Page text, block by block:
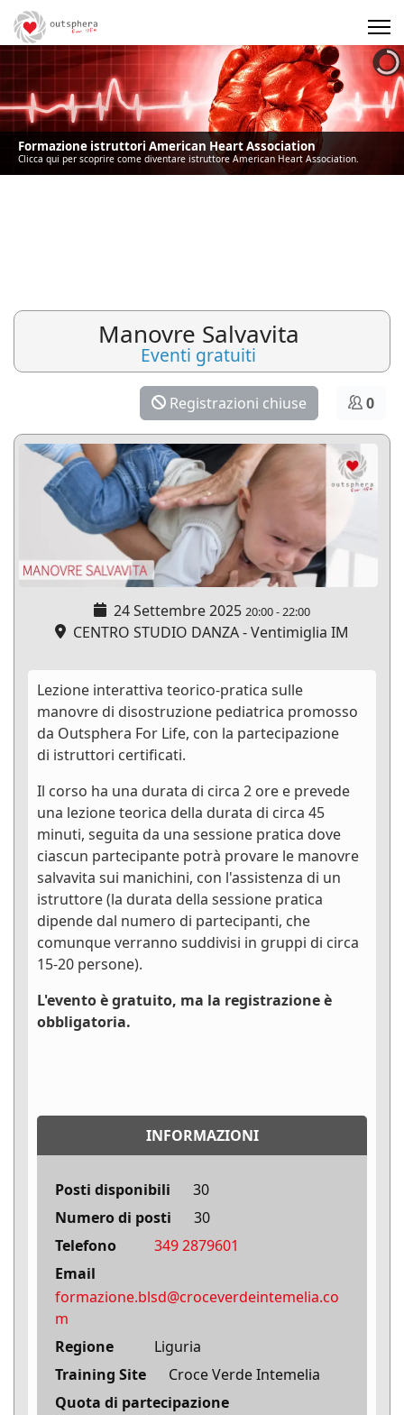
Formazione istruttori American Heart Association
Clicca qui per scoprire come diventare istruttore American Heart Association.
Manovre Salvavita
Eventi gratuiti
Registrazioni chiuse 0
24 Settembre 2025 20:00-22:00
CENTRO STUDIO DANZA - Ventimiglia IM
Lezione interattiva teorico-pratica sulle
manovre di disostruzione pediatrica promosso
da Outsphera For Life, con la partecipazione
di istruttori certificati.
Il corso ha una durata di circa 2 ore e prevede
una lezione teorica della durata di circa 45
minuti, seguita da una sessione pratica dove
ciascun partecipante potrà provare le manovre
salvavita sui manichini, con l'assistenza di un
istruttore (la durata della sessione pratica
dipende dal numero di partecipanti, che
comunque verranno suddivisi in gruppi di circa
15-20 persone).
L'evento è gratuito, ma la registrazione è
obbligatoria.
INFORMAZIONI
Posti disponibili
30
Numero di posti
30
Telefono
349 2879601
Email
formazione.blsd@croceverdeintemelia.co
m
Regione
Liguria
Training Site
Croce Verde Intemelia
Quota di partecipazione